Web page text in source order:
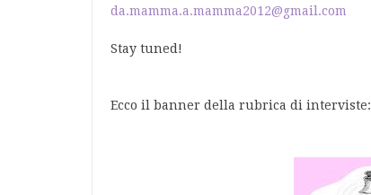
da.mamma.a.mamma2012@gmail.com
Stay tuned!
Ecco il banner della rubrica di interviste: